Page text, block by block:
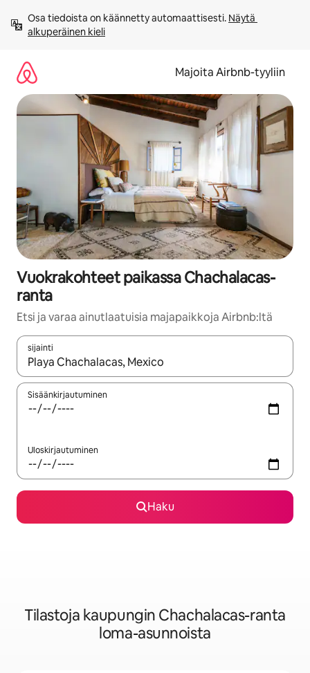
sisältö
väliin
Osa tiedoista on käännetty automaattisesti. Näytä
alkuperäinen kieli
Majoita Airbnb-tyyliin
Vuokrakohteet paikassa Chachalacas-
ranta
Etsi ja varaa ainutlaatuisia majapaikkoja Airbnb:ltä
sijainti
Kun tulokset ovat saatavilla, navigoi ylös- ja alas-
Sisäänkirjautuminen
Uloskirjautuminen
Haku
Tilastoja kaupungin Chachalacas-ranta
loma-asunnoista